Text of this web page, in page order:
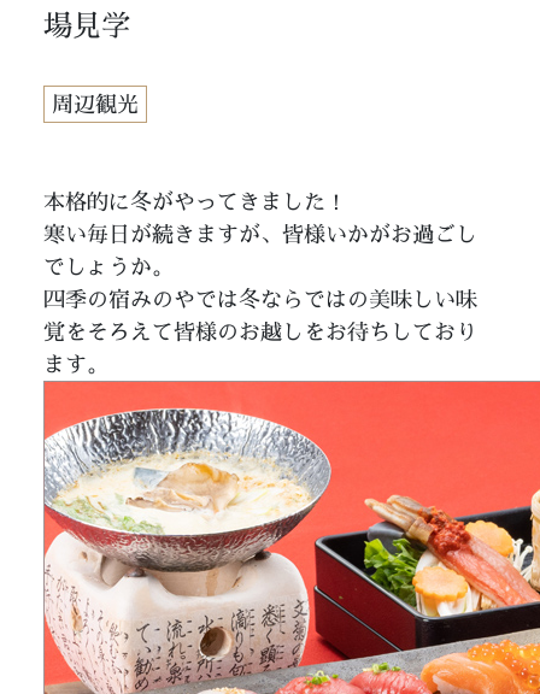
場見学
周辺観光
本格的に冬がやってきました！
寒い毎日が続きますが、皆様いかがお過ごし
でしょうか。
四季の宿みのやでは冬ならではの美味しい味
覚をそろえて皆様のお越しをお待ちしており
ます。